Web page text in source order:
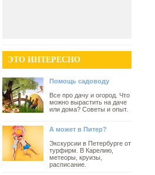
ЭТО ИНТЕРЕСНО
Помощь садоводу
Все про дачу и огород. Что
можно вырастить на даче
или дома? Советы и опыт.
А может в Питер?
Экскурсии в Петербурге от
турфирм. В Карелию,
метеоры, круизы,
расписание.